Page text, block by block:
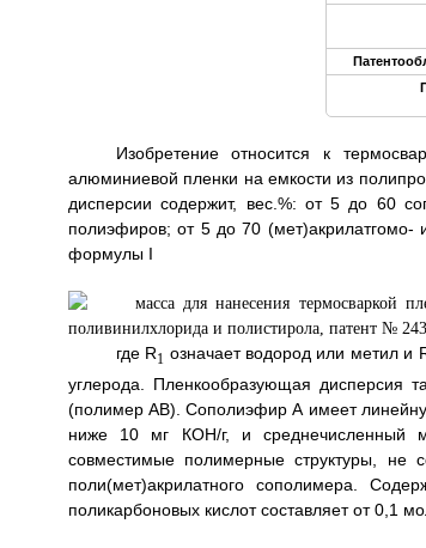
Изобретение относится к
алюминиевой пленки на емкости из
дисперсии содержит, вес.%: от 5 до 60
полиэфиров; от 5 до 70
формулы I
где R1 означает водород или метил и
углерода. Пленкообразующая
(полимер АВ). Сополиэфир А имеет
ниже 10 мг КОН/г, и среднечисленный
совместимые полимерные структуры, не
поли(мет)акрилатного сополимера.
поликарбоновых кислот составляет от 0,1